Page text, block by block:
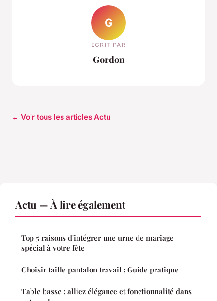
G
ECRIT PAR
Gordon
← Voir tous les articles Actu
Actu — À lire également
Top 5 raisons d'intégrer une urne de mariage
spécial à votre fête
Choisir taille pantalon travail : Guide pratique
Table basse : alliez élégance et fonctionnalité dans